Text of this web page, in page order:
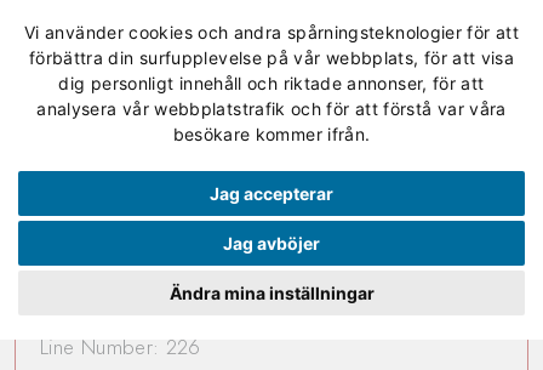
Vi använder cookies och andra spårningsteknologier för att
förbättra din surfupplevelse på vår webbplats, för att visa
dig personligt innehåll och riktade annonser, för att
analysera vår webbplatstrafik och för att förstå var våra
besökare kommer ifrån.
Jag accepterar
Jag avböjer
Ändra mina inställningar
A PHP Error was encountered
Severity: 8192
Message: preg_replace(): Passing null to parameter #3
($subject) of type array|string is deprecated
Filename: controllers/news_frontend.php
Line Number: 226